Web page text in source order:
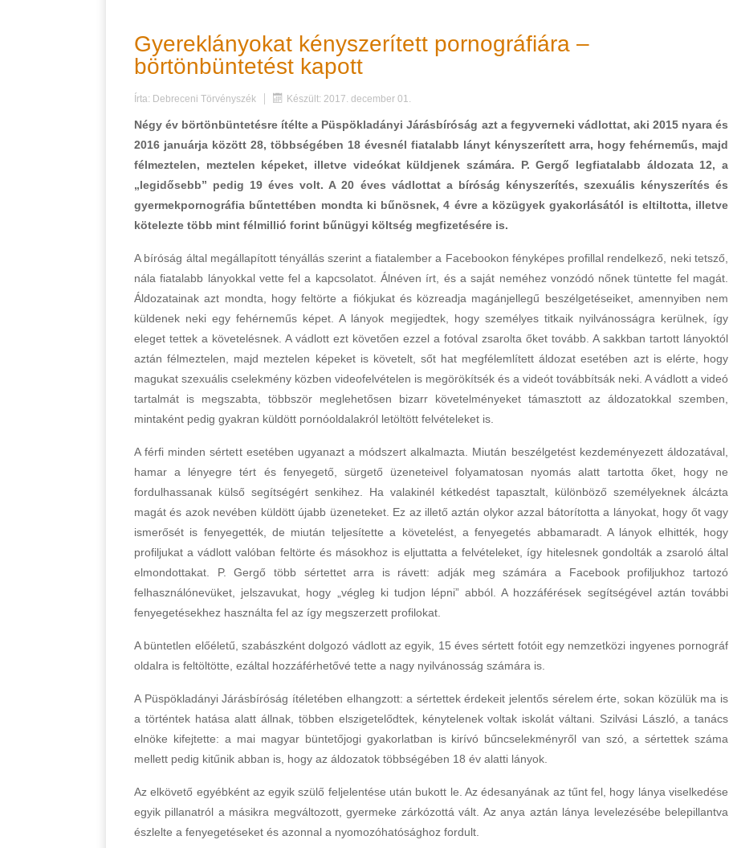
Gyereklányokat kényszerített pornográfiára –
börtönbüntetést kapott
Írta: Debreceni Törvényszék Készült: 2017. december 01.
Négy év börtönbüntetésre ítélte a Püspökladányi Járásbíróság azt a fegyverneki vádlottat, aki 2015 nyara és
2016 januárja között 28, többségében 18 évesnél fiatalabb lányt kényszerített arra, hogy fehérneműs, majd
félmeztelen, meztelen képeket, illetve videókat küldjenek számára. P. Gergő legfiatalabb áldozata 12, a
„legidősebb” pedig 19 éves volt. A 20 éves vádlottat a bíróság kényszerítés, szexuális kényszerítés és
gyermekpornográfia bűntettében mondta ki bűnösnek, 4 évre a közügyek gyakorlásától is eltiltotta, illetve
kötelezte több mint félmillió forint bűnügyi költség megfizetésére is.
A bíróság által megállapított tényállás szerint a fiatalember a Facebookon fényképes profillal rendelkező, neki tetsző,
nála fiatalabb lányokkal vette fel a kapcsolatot. Álnéven írt, és a saját neméhez vonzódó nőnek tüntette fel magát.
Áldozatainak azt mondta, hogy feltörte a fiókjukat és közreadja magánjellegű beszélgetéseiket, amennyiben nem
küldenek neki egy fehérneműs képet. A lányok megijedtek, hogy személyes titkaik nyilvánosságra kerülnek, így
eleget tettek a követelésnek. A vádlott ezt követően ezzel a fotóval zsarolta őket tovább. A sakkban tartott lányoktól
aztán félmeztelen, majd meztelen képeket is követelt, sőt hat megfélemlített áldozat esetében azt is elérte, hogy
magukat szexuális cselekmény közben videofelvételen is megörökítsék és a videót továbbítsák neki. A vádlott a videó
tartalmát is megszabta, többször meglehetősen bizarr követelményeket támasztott az áldozatokkal szemben,
mintaként pedig gyakran küldött pornóoldalakról letöltött felvételeket is.
A férfi minden sértett esetében ugyanazt a módszert alkalmazta. Miután beszélgetést kezdeményezett áldozatával,
hamar a lényegre tért és fenyegető, sürgető üzeneteivel folyamatosan nyomás alatt tartotta őket, hogy ne
fordulhassanak külső segítségért senkihez. Ha valakinél kétkedést tapasztalt, különböző személyeknek álcázta
magát és azok nevében küldött újabb üzeneteket. Ez az illető aztán olykor azzal bátorította a lányokat, hogy őt vagy
ismerősét is fenyegették, de miután teljesítette a követelést, a fenyegetés abbamaradt. A lányok elhitték, hogy
profiljukat a vádlott valóban feltörte és másokhoz is eljuttatta a felvételeket, így hitelesnek gondolták a zsaroló által
elmondottakat. P. Gergő több sértettet arra is rávett: adják meg számára a Facebook profiljukhoz tartozó
felhasználónevüket, jelszavukat, hogy „végleg ki tudjon lépni” abból. A hozzáférések segítségével aztán további
fenyegetésekhez használta fel az így megszerzett profilokat.
A büntetlen előéletű, szabászként dolgozó vádlott az egyik, 15 éves sértett fotóit egy nemzetközi ingyenes pornográf
oldalra is feltöltötte, ezáltal hozzáférhetővé tette a nagy nyilvánosság számára is.
A Püspökladányi Járásbíróság ítéletében elhangzott: a sértettek érdekeit jelentős sérelem érte, sokan közülük ma is
a történtek hatása alatt állnak, többen elszigetelődtek, kénytelenek voltak iskolát váltani. Szilvási László, a tanács
elnöke kifejtette: a mai magyar büntetőjogi gyakorlatban is kirívó bűncselekményről van szó, a sértettek száma
mellett pedig kitűnik abban is, hogy az áldozatok többségében 18 év alatti lányok.
Az elkövető egyébként az egyik szülő feljelentése után bukott le. Az édesanyának az tűnt fel, hogy lánya viselkedése
egyik pillanatról a másikra megváltozott, gyermeke zárkózottá vált. Az anya aztán lánya levelezésébe belepillantva
észlelte a fenyegetéseket és azonnal a nyomozóhatósághoz fordult.